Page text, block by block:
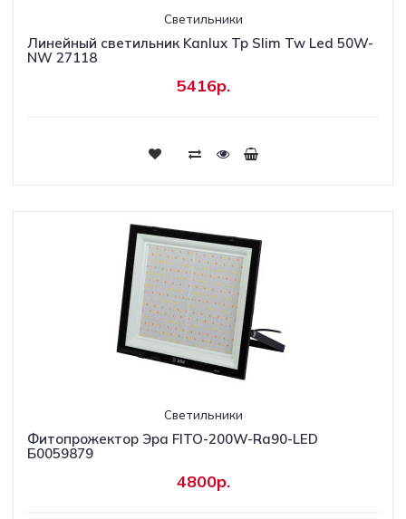
Светильники
Линейный светильник Kanlux Tp Slim Tw Led 50W-
NW 27118
5416р.
Светильники
Фитопрожектор Эра FITO-200W-Ra90-LED
Б0059879
4800р.